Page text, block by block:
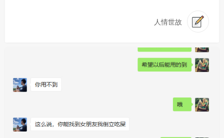
人情世故